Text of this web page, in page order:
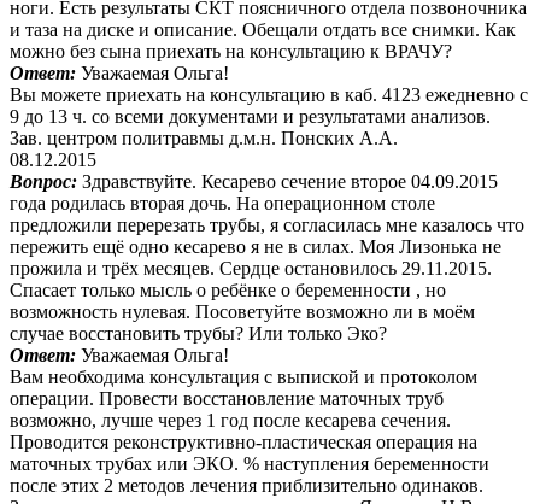
ноги. Есть результаты СКТ поясничного отдела позвоночника
и таза на диске и описание. Обещали отдать все снимки. Как
можно без сына приехать на консультацию к ВРАЧУ?
Ответ: Уважаемая Ольга!
Вы можете приехать на консультацию в каб. 4123 ежедневно с
9 до 13 ч. со всеми документами и результатами анализов.
Зав. центром политравмы д.м.н. Понских А.А.
08.12.2015
Вопрос: Здравствуйте. Кесарево сечение второе 04.09.2015
года родилась вторая дочь. На операционном столе
предложили перерезать трубы, я согласилась мне казалось что
пережить ещё одно кесарево я не в силах. Моя Лизонька не
прожила и трёх месяцев. Сердце остановилось 29.11.2015.
Спасает только мысль о ребёнке о беременности , но
возможность нулевая. Посоветуйте возможно ли в моём
случае восстановить трубы? Или только Эко?
Ответ: Уважаемая Ольга!
Вам необходима консультация с выпиской и протоколом
операции. Провести восстановление маточных труб
возможно, лучше через 1 год после кесарева сечения.
Проводится реконструктивно-пластическая операция на
маточных трубах или ЭКО. % наступления беременности
после этих 2 методов лечения приблизительно одинаков.